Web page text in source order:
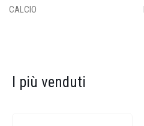
CALCIO
I più venduti